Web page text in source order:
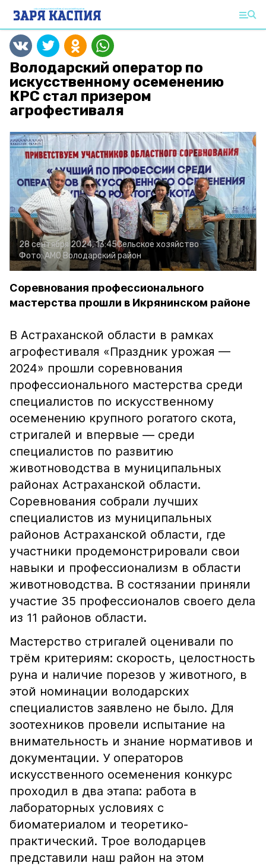
Володарский оператор по
искусственному осеменению
КРС стал призером
агрофестиваля
28 сентября 2024, 13:45Сельское хозяйство
Фото:АМО Володарский район
Соревнования профессионального
мастерства прошли в Икрянинском районе
В Астраханской области в рамках
агрофестиваля «Праздник урожая —
2024» прошли соревнования
профессионального мастерства среди
специалистов по искусственному
осеменению крупного рогатого скота,
стригалей и впервые — среди
специалистов по развитию
животноводства в муниципальных
районах Астраханской области.
Соревнования собрали лучших
специалистов из муниципальных
районов Астраханской области, где
участники продемонстрировали свои
навыки и профессионализм в области
животноводства. В состязании приняли
участие 35 профессионалов своего дела
из 11 районов области.
Мастерство стригалей оценивали по
трём критериям: скорость, целостность
руна и наличие порезов у животного, в
этой номинации володарских
специалистов заявлено не было. Для
зоотехников провели испытание на
внимательность и знание нормативов и
документации. У операторов
искусственного осеменения конкурс
проходил в два этапа: работа в
лабораторных условиях с
биоматериалом и теоретико-
практический. Трое володарцев
представили наш район на этом